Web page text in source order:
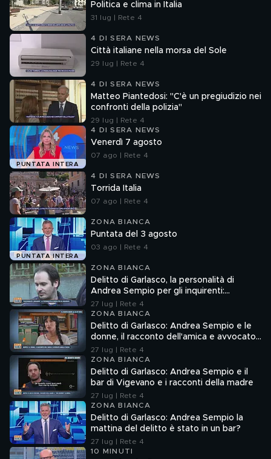
Politica e clima in Italia
31 lug | Rete 4
4 DI SERA NEWS
Città italiane nella morsa del Sole
29 lug | Rete 4
4 DI SERA NEWS
Matteo Piantedosi: "C'è un pregiudizio nei
confronti della polizia"
29 lug | Rete 4
PUNTATA INTERA
4 DI SERA NEWS
Venerdì 7 agosto
07 ago | Rete 4
4 DI SERA NEWS
Torrida Italia
07 ago | Rete 4
PUNTATA INTERA
ZONA BIANCA
Puntata del 3 agosto
03 ago | Rete 4
ZONA BIANCA
Delitto di Garlasco, la personalità di
Andrea Sempio per gli inquirenti:
"Ossessionato e bugiardo"
27 lug | Rete 4
ZONA BIANCA
Delitto di Garlasco: Andrea Sempio e le
donne, il racconto dell'amica e avvocato
Angela Taccia
27 lug | Rete 4
ZONA BIANCA
Delitto di Garlasco: Andrea Sempio e il
bar di Vigevano e i racconti della madre
27 lug | Rete 4
ZONA BIANCA
Delitto di Garlasco: Andrea Sempio la
mattina del delitto è stato in un bar?
27 lug | Rete 4
10 MINUTI